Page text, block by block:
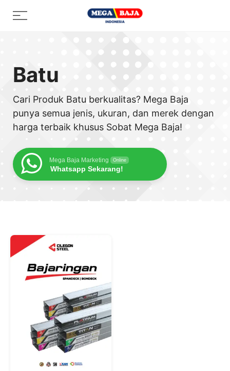
Menu
Batu
Cari Produk Batu berkualitas? Mega Baja
punya semua jenis, ukuran, dan merek dengan
harga terbaik khusus Sobat Mega Baja!
Mega Baja Marketing Online
Whatsapp Sekarang!